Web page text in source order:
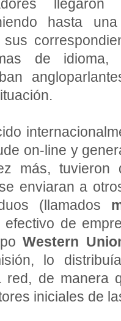
hasta
de idioma,
on-line y
más, tuvieron
enviaran a
(llamados
de
Western
lo
red, de manera
iniciales de